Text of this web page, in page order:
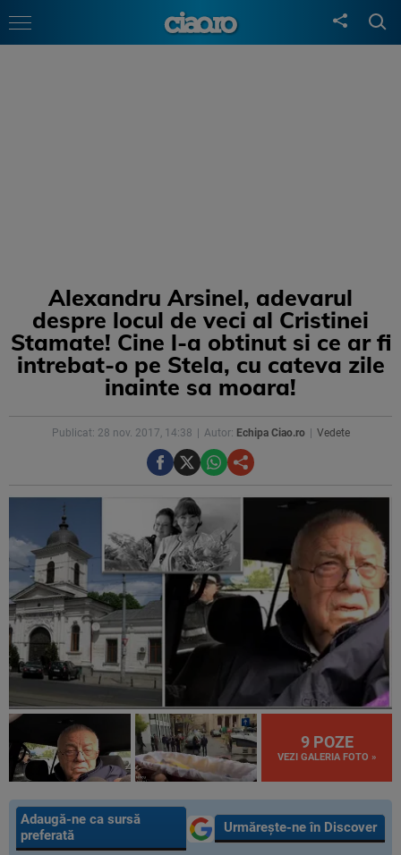
Alexandru Arsinel, adevarul
despre locul de veci al Cristinei
Stamate! Cine l-a obtinut si ce ar fi
intrebat-o pe Stela, cu cateva zile
inainte sa moara!
Publicat: 28 nov. 2017, 14:38 Autor: Echipa Ciao.ro Vedete
9 POZE
VEZI GALERIA FOTO »
Adaugă-ne ca sursă
preferată
Urmărește-ne în Discover